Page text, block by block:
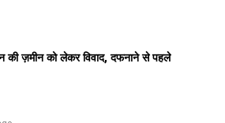
की ज़मीन को लेकर विवाद, दफनाने से पहले